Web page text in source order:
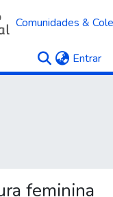
Comunidades &
Entrar
feminina